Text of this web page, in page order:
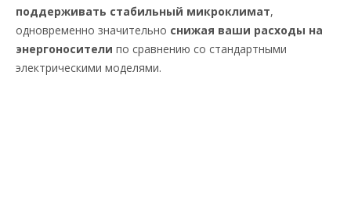
поддерживать стабильный микроклимат,
одновременно значительно снижая ваши расходы на
энергоносители по сравнению со стандартными
электрическими моделями.